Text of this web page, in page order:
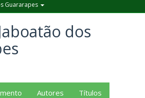
Guararapes
dos
Autores Títulos